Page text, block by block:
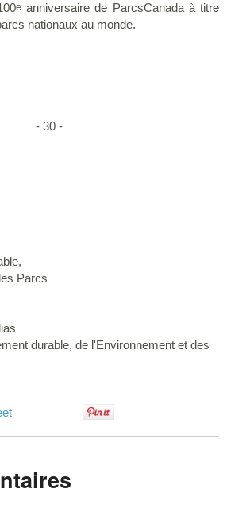
eanniversaire de ParcsCanada à titre
nationaux au monde.
- 30 -
Parcs
durable, de l'Environnement et des